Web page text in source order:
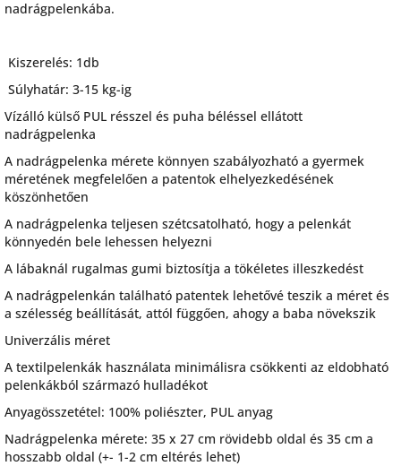
nadrágpelenkába.
Kiszerelés: 1db
Súlyhatár: 3-15 kg-ig
Vízálló külső PUL résszel és puha béléssel ellátott
nadrágpelenka
A nadrágpelenka mérete könnyen szabályozható a gyermek
méretének megfelelően a patentok elhelyezkedésének
köszönhetően
A nadrágpelenka teljesen szétcsatolható, hogy a pelenkát
könnyedén bele lehessen helyezni
A lábaknál rugalmas gumi biztosítja a tökéletes illeszkedést
A nadrágpelenkán található patentek lehetővé teszik a méret és
a szélesség beállítását, attól függően, ahogy a baba növekszik
Univerzális méret
A textilpelenkák használata minimálisra csökkenti az eldobható
pelenkákból származó hulladékot
Anyagösszetétel: 100% poliészter, PUL anyag
Nadrágpelenka mérete: 35 x 27 cm rövidebb oldal és 35 cm a
hosszabb oldal (+- 1-2 cm eltérés lehet)